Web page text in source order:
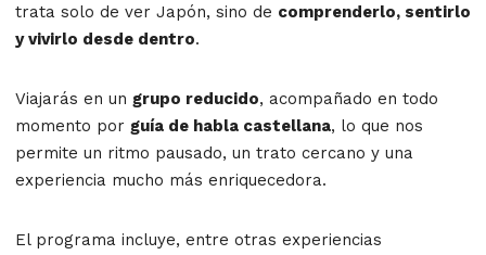
trata solo de ver Japón, sino de comprenderlo, sentirlo
y vivirlo desde dentro.
Viajarás en un grupo reducido, acompañado en todo
momento por guía de habla castellana, lo que nos
permite un ritmo pausado, un trato cercano y una
experiencia mucho más enriquecedora.
El programa incluye, entre otras experiencias